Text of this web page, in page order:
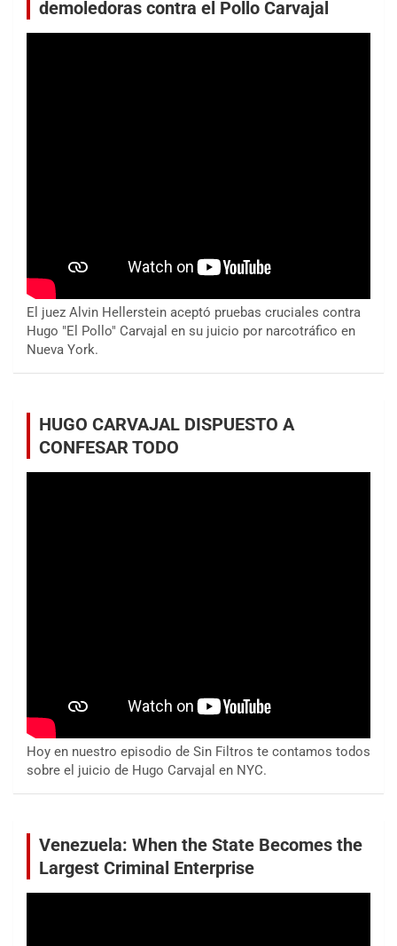
demoledoras contra el Pollo Carvajal
El juez Alvin Hellerstein aceptó pruebas cruciales contra
Hugo "El Pollo" Carvajal en su juicio por narcotráfico en
Nueva York.
HUGO CARVAJAL DISPUESTO A
CONFESAR TODO
Hoy en nuestro episodio de Sin Filtros te contamos todos
sobre el juicio de Hugo Carvajal en NYC.
Venezuela: When the State Becomes the
Largest Criminal Enterprise